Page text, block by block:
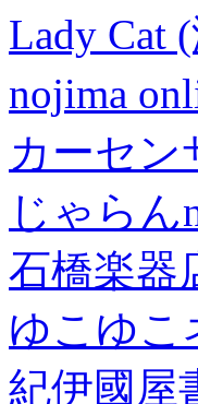
Lady Cat
nojima
カーセン
じゃらん
石橋楽器
ゆこゆこ
紀伊國屋